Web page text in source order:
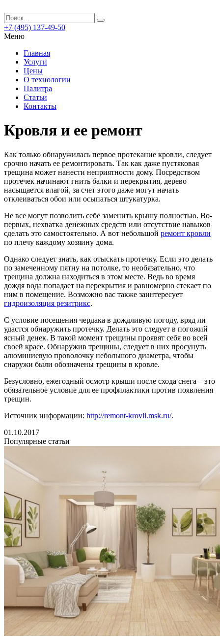
+7 (495) 137-49-50
Меню
Главная
Услуги
Цены
О технологии
Палитра
Статьи
Контакты
Кровля и ее ремонт
Как только обнаружилась первое протекание кровли, следует
срочно начать ее ремонтировать. Так как даже пустяковая
трещина может нанести неприятности дому. Посредством
протечек начинают гнить балки и перекрытия, дерево
насыщается влагой, за счет этого даже могут начать
отклеиваться обои или осыпаться штукатурка.
Не все могут позволить себе заменить крышу полностью. Во-
первых, нехватка денежных средств или отсутствие навыков
сделать это самостоятельно. А вот небольшой ремонт кровли
по плечу каждому хозяину дома.
Однако следует знать, как отыскать протечку. Если это делать
по замеченному пятну на потолке, то необязательно, что
трещина должна находиться в этом месте. Ведь во время
дождя вода попадает на перекрытия и равномерно стекает по
ним в помещение. Возможно вас также заинтересует
гидроизоляция резитрикс.
С условие посещения чердака в дождливую погоду, вряд ли
удастся обнаружить протечку. Делать это следует в погожий
ясный денек. В такой момент трещины проявят себя во всей
своей красе. Обнаружив трещины, следует в них просунуть
алюминиевую проволочку небольшого диаметра, чтобы
снаружи были обозначены трещины в кровле.
Безусловно, ежегодный осмотр крыши после схода снега – это
обязательное условие для ее профилактики против появления
трещин.
Источник информации: http://remont-krovli.msk.ru/.
01.10.2017
Популярные статьи